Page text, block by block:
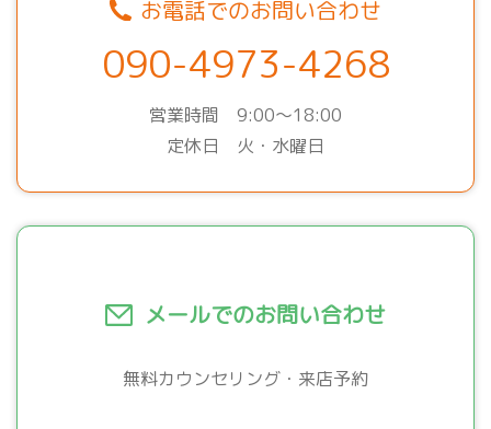
お電話でのお問い合わせ
090-4973-4268
営業時間 9:00～18:00
定休日 火・水曜日
メールでのお問い合わせ
無料カウンセリング・来店予約